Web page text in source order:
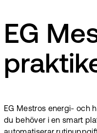
EG
EG Mestros energi- och
du behöver i en smart